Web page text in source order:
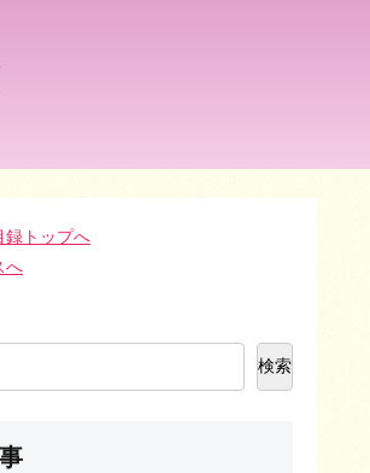
録トップへ
へ
検索